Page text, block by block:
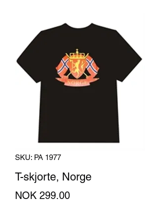
SKU: PA 1977
T-skjorte, Norge
NOK 299.00Price